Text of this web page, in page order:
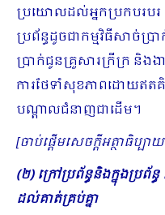
ប្រយោលដល់អ្នកប្រកបរបរ និ
ប្រព័ន្ធដូចជាកម្មវិធីសាច់ប្រ
ប្រាក់ជូនគ្រួសារក្រីក្រ និង
ការថែទាំសុខភាពដោយឥតគិ
បណ្ដាលជំនាញជាដើម។
[ចាប់ផ្ដើមសេចក្ដីអត្ថាធិប្បា
(២) ក្រៅប្រព័ន្ធនិងក្នុងប្រព័ន្
ដល់គាត់គ្រប់គ្នា